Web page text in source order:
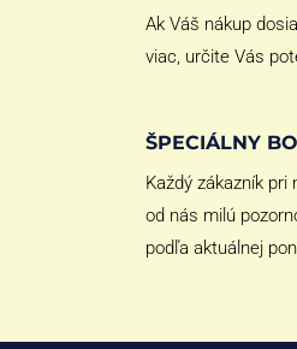
Ak Váš nákup
viac, určite Vás
ŠPECIÁLNY
Každý zákazník pri
od nás milú
podľa aktuálnej